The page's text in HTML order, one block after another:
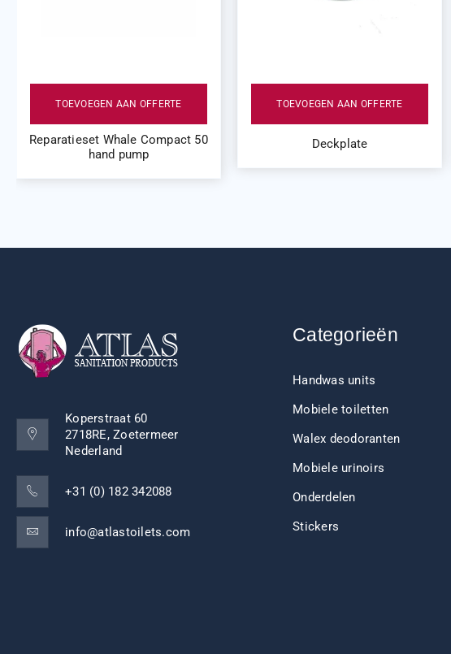
TOEVOEGEN AAN OFFERTE
Reparatieset Whale Compact 50
hand pump
TOEVOEGEN AAN OFFERTE
Deckplate
Koperstraat 60
2718RE, Zoetermeer
Nederland
+31 (0) 182 342088
info@atlastoilets.com
Categorieën
Handwas units
Mobiele toiletten
Walex deodoranten
Mobiele urinoirs
Onderdelen
Stickers